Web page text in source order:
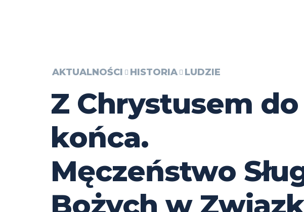
AKTUALNOŚCI HISTORIA LUDZIE
Z Chrystusem do
końca.
Męczeństwo
Bożych w